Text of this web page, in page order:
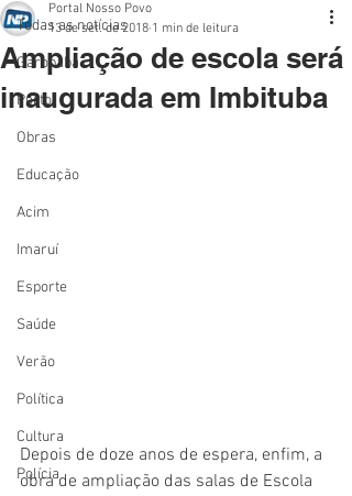
Todas as notícias
Garopaba
Porto
Obras
Educação
Acim
Imaruí
Esporte
Saúde
Verão
Política
Cultura
Polícia
Ampliação de escola será
inaugurada em Imbituba
Portal Nosso Povo
13 de set. de 2018 1 min de leitura
Depois de doze anos de espera, enfim, a
obra de ampliação das salas de Escola